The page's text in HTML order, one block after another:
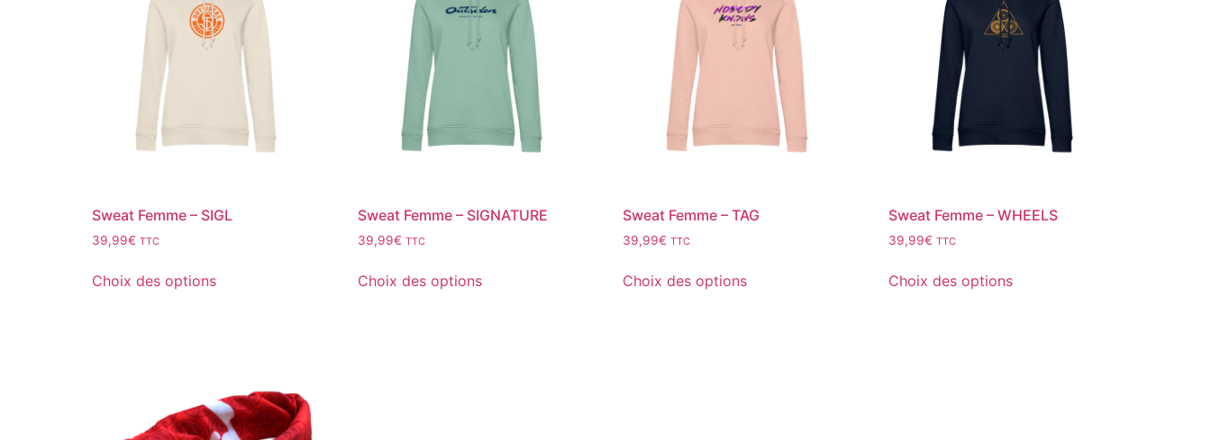
Sweat Femme – SIGL
39,99€ TTC
Choix des options
Sweat Femme – SIGNATURE
39,99€ TTC
Choix des options
Sweat Femme – TAG
39,99€ TTC
Choix des options
Sweat Femme – WHEELS
39,99€ TTC
Choix des options